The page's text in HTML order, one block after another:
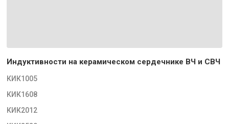
Индуктивности на керамическом сердечнике ВЧ и СВЧ
КИК1005
КИК1608
КИК2012